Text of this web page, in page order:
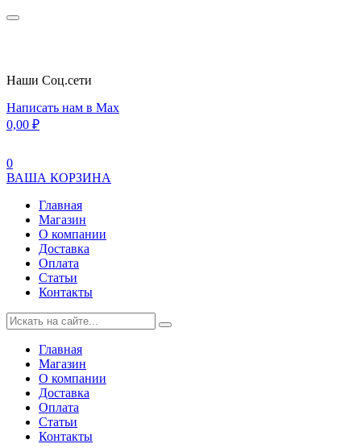
Наши Cоц.сети
Написать нам в Max
0,00 ₽
0
ВАША КОРЗИНА
Главная
Магазин
О компании
Доставка
Оплата
Статьи
Контакты
Главная
Магазин
О компании
Доставка
Оплата
Статьи
Контакты